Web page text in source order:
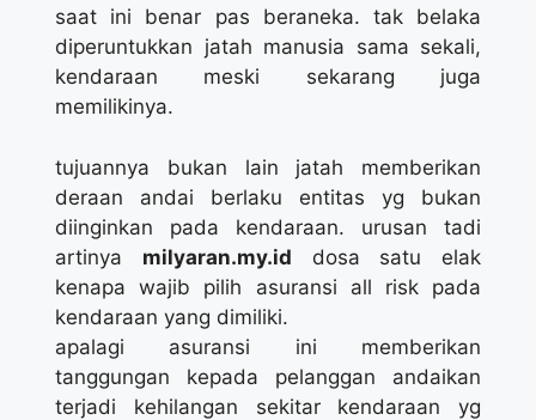
saat ini benar pas beraneka. tak belaka
diperuntukkan jatah manusia sama sekali,
kendaraan meski sekarang juga
memilikinya.
tujuannya bukan lain jatah memberikan
deraan andai berlaku entitas yg bukan
diinginkan pada kendaraan. urusan tadi
artinya milyaran.my.id dosa satu elak
kenapa wajib pilih asuransi all risk pada
kendaraan yang dimiliki.
apalagi asuransi ini memberikan
tanggungan kepada pelanggan andaikan
terjadi kehilangan sekitar kendaraan yg